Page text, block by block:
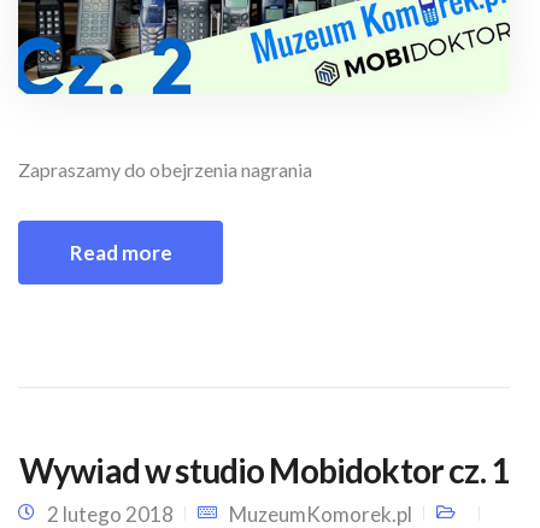
Zapraszamy do obejrzenia nagrania
Read more
Wywiad w studio Mobidoktor cz. 1
2 lutego 2018
MuzeumKomorek.pl